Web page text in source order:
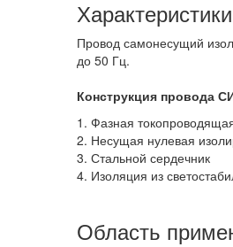
Провод самонесущий
до 50 Гц.
Конструкция провода
1. Фазная
2. Несущая нулевая
3. Стальной сердечник
4. Изоляция из
Область